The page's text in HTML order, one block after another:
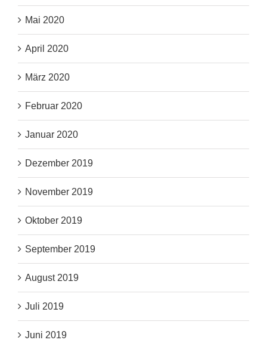
Mai 2020
April 2020
März 2020
Februar 2020
Januar 2020
Dezember 2019
November 2019
Oktober 2019
September 2019
August 2019
Juli 2019
Juni 2019